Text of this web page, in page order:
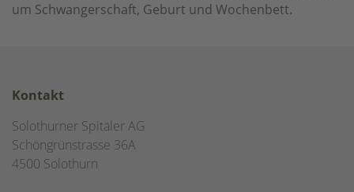
um Schwangerschaft, Geburt und Wochenbett.
Kontakt
Solothurner Spitäler AG
Schöngrünstrasse 36A
4500 Solothurn